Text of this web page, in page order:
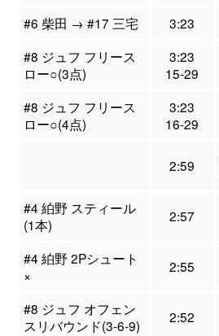
#6 柴田 → #17 三宅
3:23
#8 ジュフ フリース
ロー○(3点)
3:23
15-29
#8 ジュフ フリース
ロー○(4点)
3:23
16-29
2:59
#4 絈野 スティール
(1本)
2:57
#4 絈野 2Pシュート
×
2:55
#8 ジュフ オフェン
スリバウンド(3-6-9)
2:52